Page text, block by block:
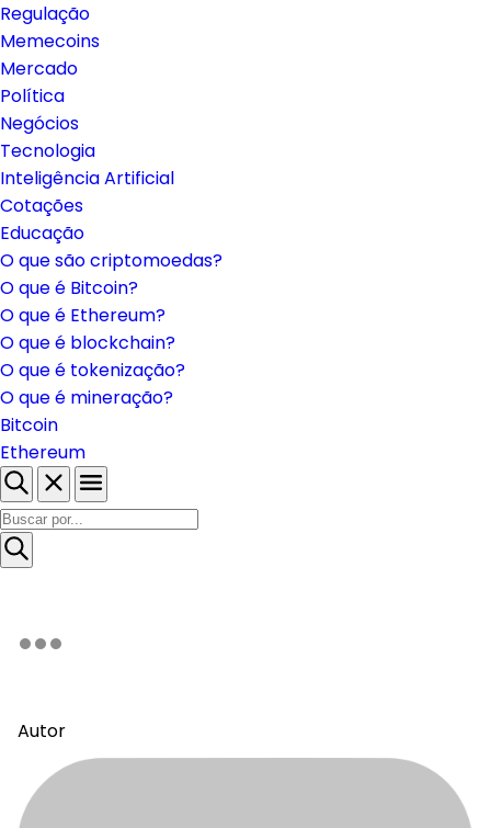
Regulação
Memecoins
Mercado
Política
Negócios
Tecnologia
Inteligência Artificial
Cotações
Educação
O que são criptomoedas?
O que é Bitcoin?
O que é Ethereum?
O que é blockchain?
O que é tokenização?
O que é mineração?
Bitcoin
Ethereum
Autor